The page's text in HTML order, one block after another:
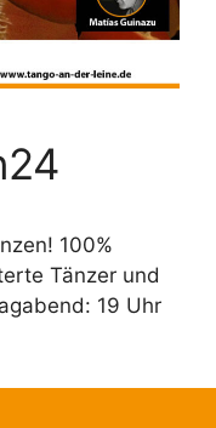
100%
Tänzer und
19 Uhr